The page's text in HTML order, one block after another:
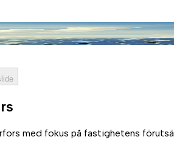
med fokus på fastighetens